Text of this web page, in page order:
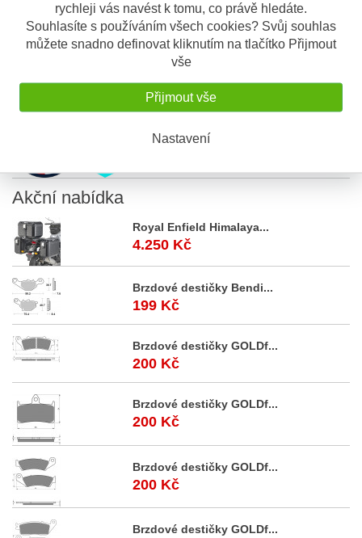
rychleji vás navést k tomu, co právě hledáte.
Souhlasíte s používáním všech cookies? Svůj souhlas
můžete snadno definovat kliknutím na tlačítko Přijmout
vše
Přijmout vše
Nastavení
Dostatek místa pro pohodlnou manipulaci s klíčem
(dokonce i v rukavicích)
Kvalitní uzamykací systém
Ergonomický tvar
Zámek vhodný pro motocykly a skútry
Akční nabídka
Royal Enfield Himalaya...
4.250 Kč
Brzdové destičky Bendi...
199 Kč
Brzdové destičky GOLDf...
200 Kč
Brzdové destičky GOLDf...
200 Kč
Brzdové destičky GOLDf...
200 Kč
Brzdové destičky GOLDf...